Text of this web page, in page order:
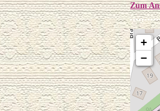
Zum
+
−